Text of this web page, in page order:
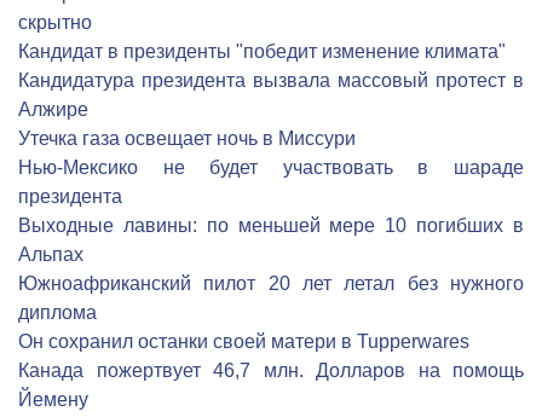
скрытно
Кандидат в президенты "победит изменение климата"
Кандидатура президента вызвала массовый протест в
Алжире
Утечка газа освещает ночь в Миссури
Нью-Мексико не будет участвовать в шараде
президента
Выходные лавины: по меньшей мере 10 погибших в
Альпах
Южноафриканский пилот 20 лет летал без нужного
диплома
Он сохранил останки своей матери в Tupperwares
Канада пожертвует 46,7 млн. Долларов на помощь
Йемену